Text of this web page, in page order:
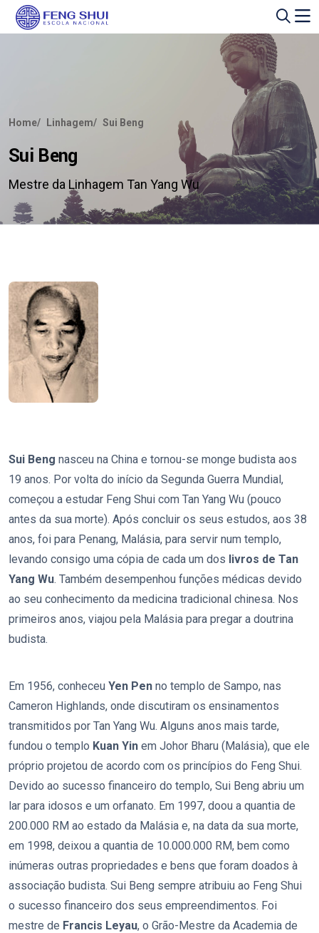
Home Linhagem Sui Beng
Sui Beng
Mestre da Linhagem Tan Yang Wu
Sui Beng nasceu na China e tornou-se monge budista aos
19 anos. Por volta do início da Segunda Guerra Mundial,
começou a estudar Feng Shui com Tan Yang Wu (pouco
antes da sua morte). Após concluir os seus estudos, aos 38
anos, foi para Penang, Malásia, para servir num templo,
levando consigo uma cópia de cada um dos livros de Tan
Yang Wu. Também desempenhou funções médicas devido
ao seu conhecimento da medicina tradicional chinesa. Nos
primeiros anos, viajou pela Malásia para pregar a doutrina
budista.
Em 1956, conheceu Yen Pen no templo de Sampo, nas
Cameron Highlands, onde discutiram os ensinamentos
transmitidos por Tan Yang Wu. Alguns anos mais tarde,
fundou o templo Kuan Yin em Johor Bharu (Malásia), que ele
próprio projetou de acordo com os princípios do Feng Shui.
Devido ao sucesso financeiro do templo, Sui Beng abriu um
lar para idosos e um orfanato. Em 1997, doou a quantia de
200.000 RM ao estado da Malásia e, na data da sua morte,
em 1998, deixou a quantia de 10.000.000 RM, bem como
inúmeras outras propriedades e bens que foram doados à
associação budista. Sui Beng sempre atribuiu ao Feng Shui
o sucesso financeiro dos seus empreendimentos. Foi
mestre de Francis Leyau, o Grão-Mestre da Academia de